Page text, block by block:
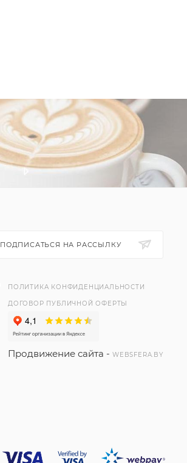
ПОДПИСАТЬСЯ НА РАССЫЛКУ
ПОЛИТИКА КОНФИДЕНЦИАЛЬНОСТИ
ДОГОВОР ПУБЛИЧНОЙ ОФЕРТЫ
Продвижение сайта - WEBSFERA.BY